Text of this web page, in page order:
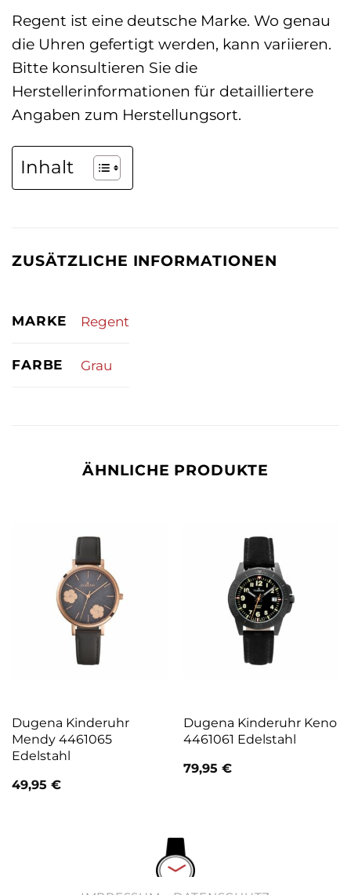
Regent ist eine deutsche Marke. Wo genau
die Uhren gefertigt werden, kann variieren.
Bitte konsultieren Sie die
Herstellerinformationen für detailliertere
Angaben zum Herstellungsort.
Inhalt
ZUSÄTZLICHE INFORMATIONEN
MARKE Regent
FARBE Grau
ÄHNLICHE PRODUKTE
Dugena Kinderuhr
Mendy 4461065
Edelstahl
49,95 €
Dugena Kinderuhr Keno
4461061 Edelstahl
79,95 €